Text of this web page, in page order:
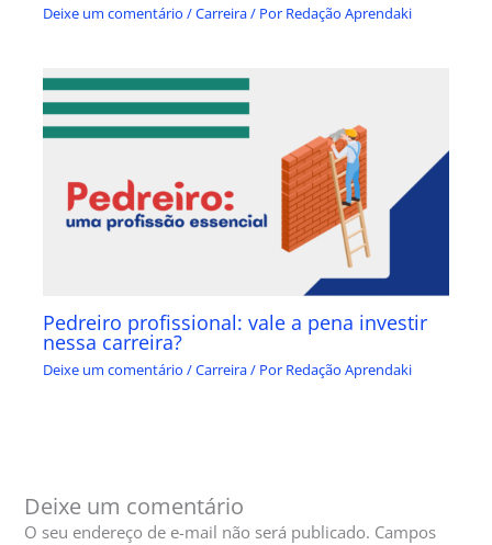
Deixe um comentário /Carreira/ Por Redação Aprendaki
Pedreiro profissional: vale a pena investir
nessa carreira?
Deixe um comentário /Carreira/ Por Redação Aprendaki
Deixe um comentário
O seu endereço de e-mail não será publicado. Campos